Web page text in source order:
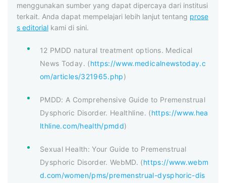
menggunakan sumber yang dapat dipercaya dari institusi
terkait. Anda dapat mempelajari lebih lanjut tentang prose
s editorial kami di sini.
12 PMDD natural treatment options. Medical
News Today. (https://www.medicalnewstoday.c
om/articles/321965.php)
PMDD: A Comprehensive Guide to Premenstrual
Dysphoric Disorder. Healthline. (https://www.hea
lthline.com/health/pmdd)
Sexual Health: Your Guide to Premenstrual
Dysphoric Disorder. WebMD. (https://www.webm
d.com/women/pms/premenstrual-dysphoric-dis